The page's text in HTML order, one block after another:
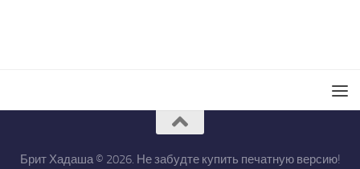
Брит Хадаша © 2026. Не забудте купить печатную версию!